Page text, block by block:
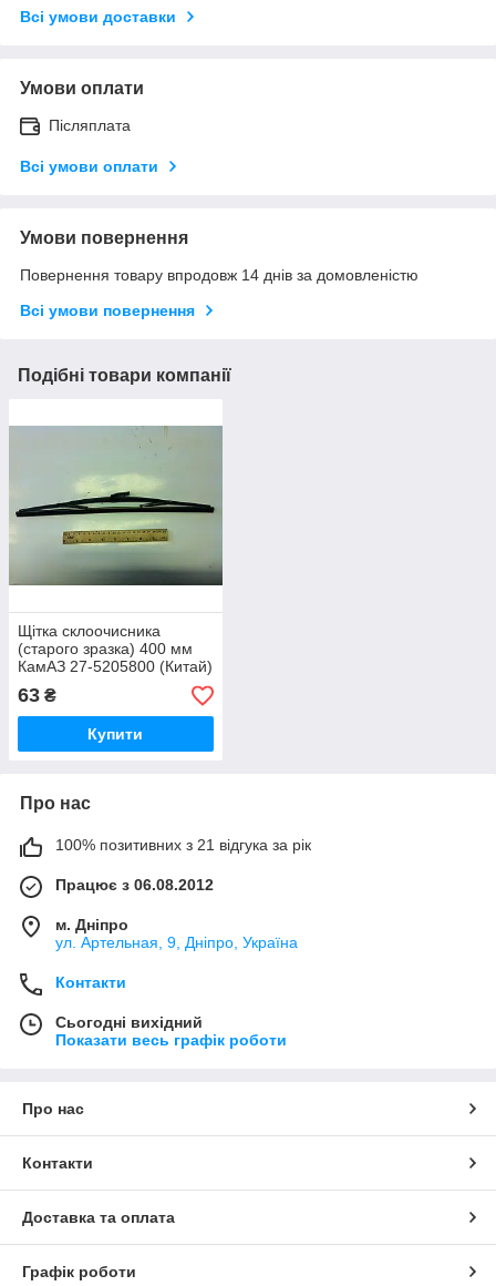
Всі умови доставки
Умови оплати
Післяплата
Всі умови оплати
Умови повернення
Повернення товару впродовж 14 днів за домовленістю
Всі умови повернення
Подібні товари компанії
Щітка склоочисника
(старого зразка) 400 мм
КамАЗ 27-5205800 (Китай)
63 ₴
Купити
Про нас
100% позитивних з 21 відгука за рік
Працює з 06.08.2012
м. Дніпро
ул. Артельная, 9, Дніпро, Україна
Контакти
Сьогодні вихідний
Показати весь графік роботи
Про нас
Контакти
Доставка та оплата
Графік роботи